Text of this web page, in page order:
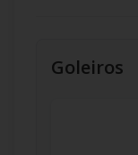
Goleiros